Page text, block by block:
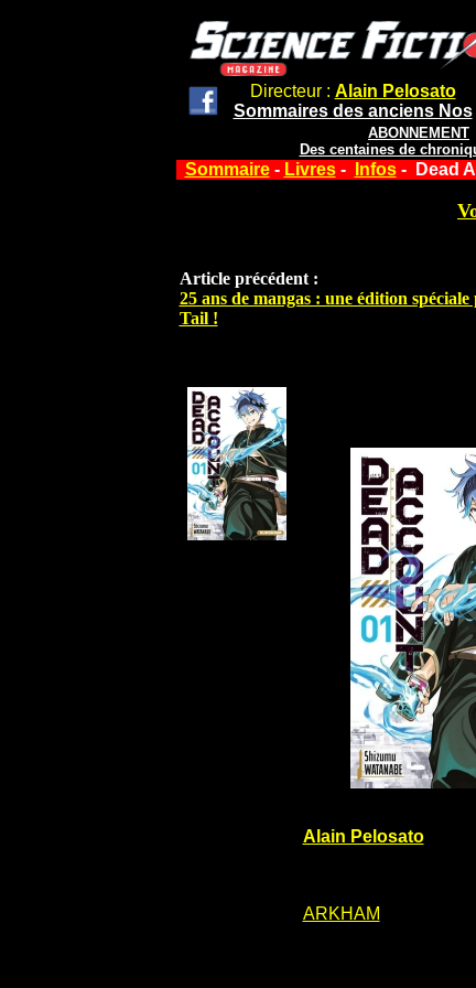
Directeur : Alain Pelosato
Sommaires des anciens Nos
ABONNEMENT
Des centaines de
Sommaire- Livres- Infos- Dead
Article précédent :
25 ans de mangas : une édition
Tail !
Alain Pelosato
ARKHAM